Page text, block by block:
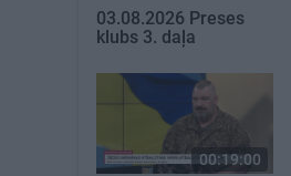
03.08.2026 Preses
klubs 3. daļa
00:19:00